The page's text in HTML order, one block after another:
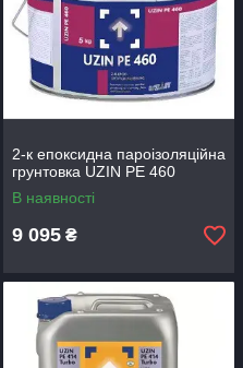
2-к епоксидна пароізоляційна
грунтовка UZIN PE 460
В наявності
9 095 ₴